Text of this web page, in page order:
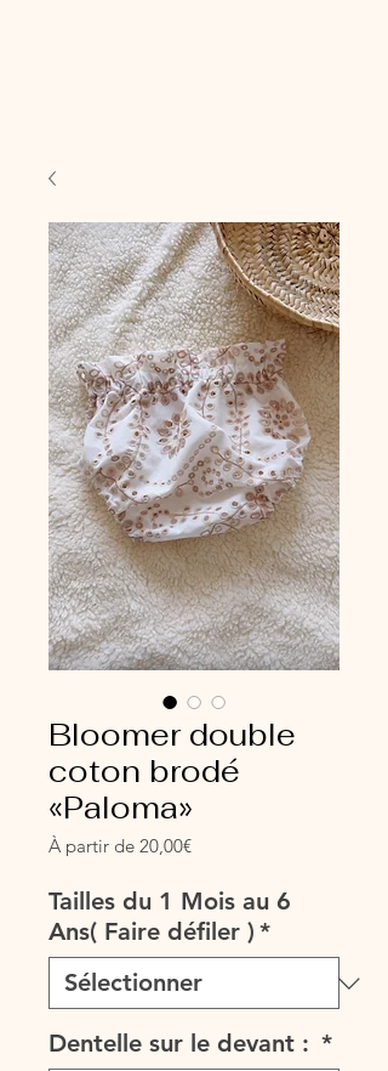
Bloomer double
coton brodé
«Paloma»
À partir de 20,00€Prix
Tailles du 1 Mois au 6
Ans( Faire défiler ) *
Dentelle sur le devant : *